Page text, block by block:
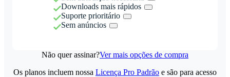
Downloads mais rápidos
Suporte prioritário
Sem anúncios
Não quer assinar?Ver mais opções de compra
Os planos incluem nossa Licença Pro Padrão e são para acesso